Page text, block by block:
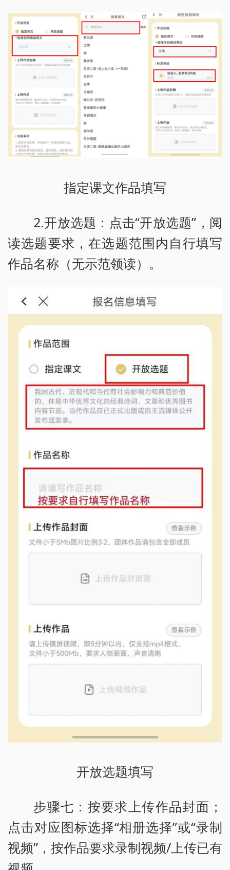
指定课文作品填写
2.开放选题：点击“开放选题”，阅
读选题要求，在选题范围内自行填写
作品名称（无示范领读）。
开放选题填写
步骤七：按要求上传作品封面；
点击对应图标选择“相册选择”或“录制
视频”，按作品要求录制视频/上传已有